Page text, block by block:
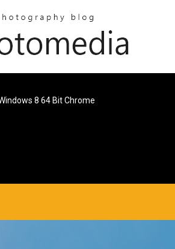
8 64 Bit Chrome